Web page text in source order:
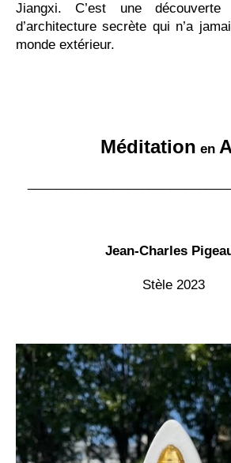
Jiangxi. C’est une découverte
d’architecture secrète qui n’a
monde extérieur.
Méditation en
Jean-Charles
Stèle 2023